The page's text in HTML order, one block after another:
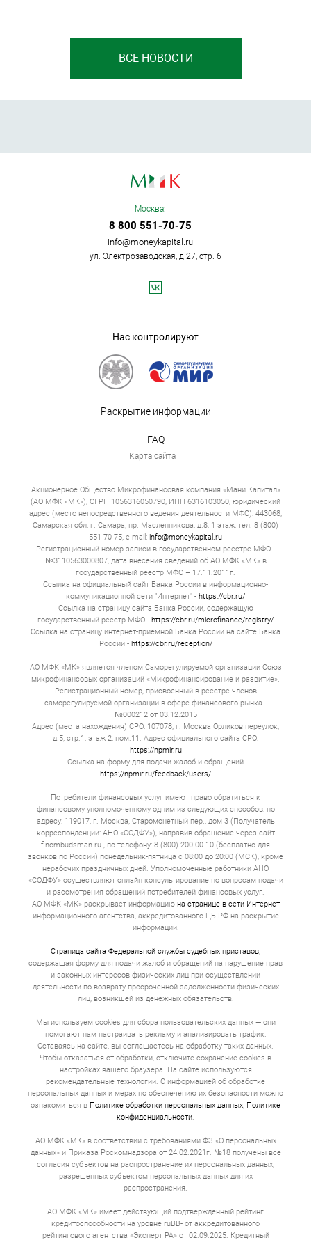
ВСЕ НОВОСТИ
Москва:
8 800 551-70-75
info@moneykapital.ru
ул. Электрозаводская, д 27, стр. 6
Нас контролируют
Раскрытие информации
FAQ
Карта сайта
Акционерное Общество Микрофинансовая компания «Мани Капитал»
(АО МФК «МК»), ОГРН 1056316050790, ИНН 6316103050, юридический
адрес (место непосредственного ведения деятельности МФО): 443068,
Самарская обл, г. Самара, пр. Масленникова, д.8, 1 этаж, тел. 8 (800)
551-70-75, e-mail: info@moneykapital.ru
Регистрационный номер записи в государственном реестре МФО -
№3110563000807, дата внесения сведений об АО МФК «МК» в
государственный реестр МФО – 17.11.2011г.
Ссылка на официальный сайт Банка России в информационно-
коммуникационной сети "Интернет" - https://cbr.ru/
Ссылка на страницу сайта Банка России, содержащую
государственный реестр МФО - https://cbr.ru/microfinance/registry/
Ссылка на страницу интернет-приемной Банка России на сайте Банка
России - https://cbr.ru/reception/
АО МФК «МК» является членом Саморегулируемой организации Союз
микрофинансовых организаций «Микрофинансирование и развитие».
Регистрационный номер, присвоенный в реестре членов
саморегулируемой организации в сфере финансового рынка -
№000212 от 03.12.2015
Адрес (места нахождения) СРО: 107078, г. Москва Орликов переулок,
д.5, стр.1, этаж 2, пом.11. Адрес официального сайта СРО:
https://npmir.ru
Ссылка на форму для подачи жалоб и обращений
https://npmir.ru/feedback/users/
Потребители финансовых услуг имеют право обратиться к
финансовому уполномоченному одним из следующих способов: по
адресу: 119017, г. Москва, Старомонетный пер., дом 3 (Получатель
корреспонденции: АНО «СОДФУ»), направив обращение через сайт
finombudsman.ru , по телефону: 8 (800) 200-00-10 (бесплатно для
звонков по России) понедельник-пятница с 08:00 до 20:00 (МСК), кроме
нерабочих праздничных дней. Уполномоченные работники АНО
«СОДФУ» осуществляют онлайн консультирование по вопросам подачи
и рассмотрения обращений потребителей финансовых услуг.
АО МФК «МК» раскрывает информацию на странице в сети Интернет
информационного агентства, аккредитованного ЦБ РФ на раскрытие
информации.
Страница сайта Федеральной службы судебных приставов,
содержащая форму для подачи жалоб и обращений на нарушение прав
и законных интересов физических лиц при осуществлении
деятельности по возврату просроченной задолженности физических
лиц, возникшей из денежных обязательств.
Мы используем cookies для сбора пользовательских данных — они
помогают нам настраивать рекламу и анализировать трафик.
Оставаясь на сайте, вы соглашаетесь на обработку таких данных.
Чтобы отказаться от обработки, отключите сохранение cookies в
настройках вашего браузера. На сайте используются
рекомендательные технологии. С информацией об обработке
персональных данных и мерах по обеспечению их безопасности можно
ознакомиться в Политике обработки персональных данных, Политике
конфиденциальности.
АО МФК «МК» в соответствии с требованиями ФЗ «О персональных
данных» и Приказа Роскомнадзора от 24.02.2021г. №18 получены все
согласия субъектов на распространение их персональных данных,
разрешенных субъектом персональных данных для их
распространения.
АО МФК «МК» имеет действующий подтверждённый рейтинг
кредитоспособности на уровне ruBB- от аккредитованного
рейтингового агентства «Эксперт РА» от 02.09.2025. Кредитный